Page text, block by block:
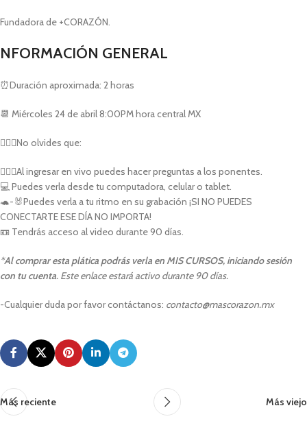
Fundadora de +CORAZÓN.
NFORMACIÓN GENERAL
⏰Duración aproximada: 2 horas
📆 Miércoles 24 de abril 8:00PM hora central MX
💁🏻‍♀️No olvides que:
🙋🏻‍♀️Al ingresar en vivo puedes hacer preguntas a los ponentes.
💻 Puedes verla desde tu computadora, celular o tablet.
🐢-🐰Puedes verla a tu ritmo en su grabación ¡SI NO PUEDES
CONECTARTE ESE DÍA NO IMPORTA!
📼 Tendrás acceso al video durante 90 días.
*Al comprar esta plática podrás verla en MIS CURSOS, iniciando sesión
con tu cuenta. Este enlace estará activo durante 90 días.
-Cualquier duda por favor contáctanos: contacto@mascorazon.mx
Más reciente Más viejo